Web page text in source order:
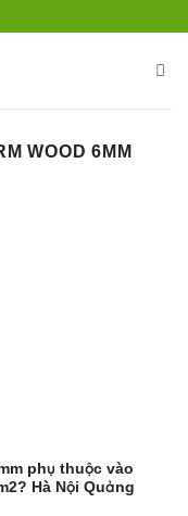
WOOD 6MM
phụ thuộc vào
Hà Nội Quảng